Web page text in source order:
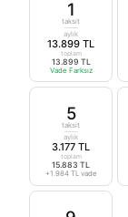
1
taksit
aylık
13.899 TL
toplam
13.899 TL
Vade Farksız
5
taksit
aylık
3.177 TL
toplam
15.883 TL
+1.984 TL vade